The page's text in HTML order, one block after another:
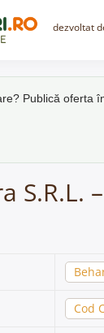
dezvoltat
Publică oferta
S.R.L.
Cod